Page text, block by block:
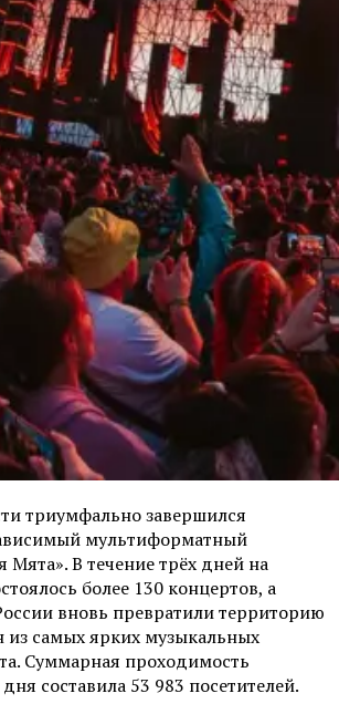
триумфально завершился
мультиформатный
Мята». В течение трёх дней на
более 130 концертов, а
вновь превратили территорию
из самых ярких музыкальных
Суммарная проходимость
составила 53 983 посетителей.